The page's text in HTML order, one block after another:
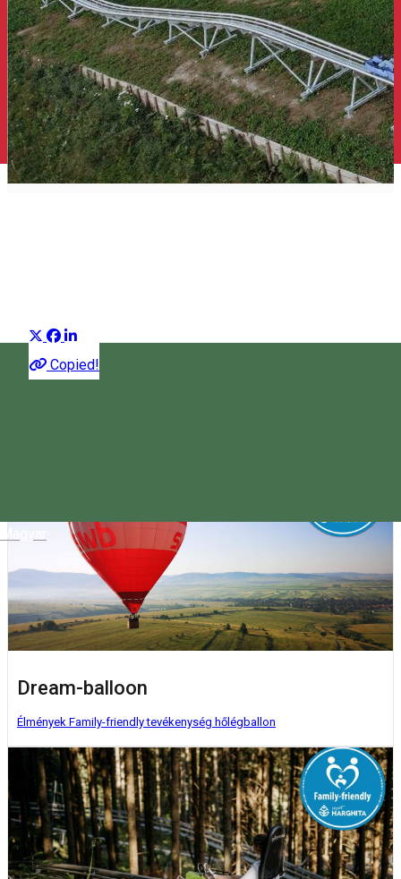
Magyar
Copied!
Leírás
Dream-balloon
Élmények Family-friendly tevékenység hőlégballon